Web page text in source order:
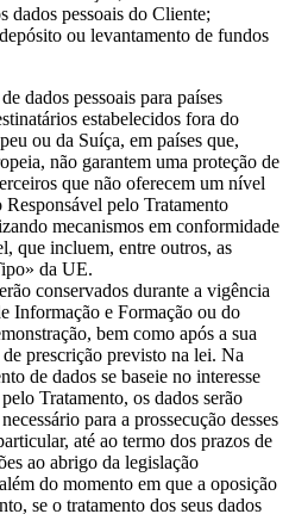
dados pessoais do Cliente;
ou levantamento de fundos
dados pessoais para países
estabelecidos fora do
ou da Suíça, em países que,
não garantem uma proteção de
que não oferecem um nível
pelo Tratamento
mecanismos em conformidade
que incluem, entre outros, as
da UE.
conservados durante a vigência
Informação e Formação ou do
bem como após a sua
prescrição previsto na lei. Na
de dados se baseie no interesse
Tratamento, os dados serão
para a prossecução desses
até ao termo dos prazos de
ao abrigo da legislação
do momento em que a oposição
se o tratamento dos seus dados